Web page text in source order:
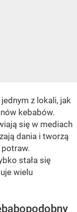
z lokali, jak
kebabów.
się w mediach
dania i tworzą
stała się
wielu